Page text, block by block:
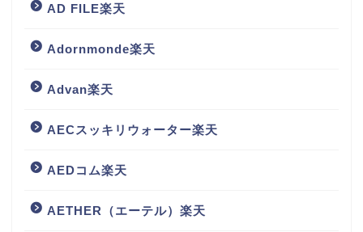
AD FILE楽天
Adornmonde楽天
Advan楽天
AECスッキリウォーター楽天
AEDコム楽天
AETHER（エーテル）楽天